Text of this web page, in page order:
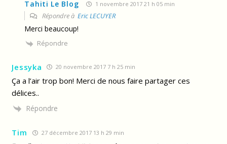
Tahiti Le Blog 1 novembre 2017 21 h 05 min
Répondre àEric LECUYER
Merci beaucoup!
Répondre
Jessyka 20 novembre 2017 7 h 25 min
Ça a l’air trop bon! Merci de nous faire partager ces
délices..
Répondre
Tim 27 décembre 2017 13 h 29 min